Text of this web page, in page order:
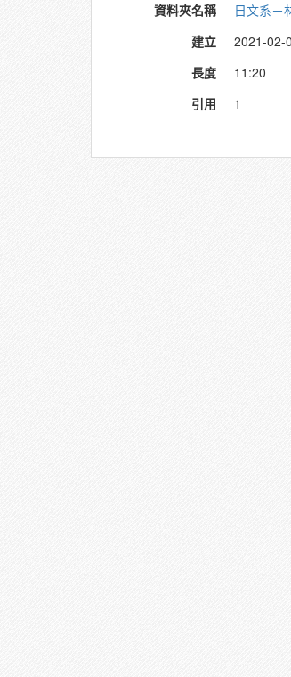
資料夾名稱
日文系－
建立
2021-02-
長度
11:20
引用
1